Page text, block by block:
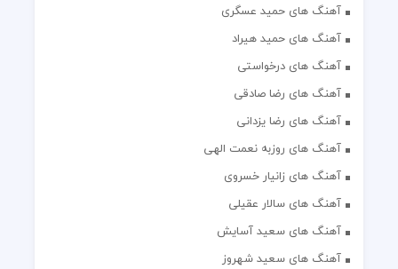
آهنگ های حمید عسگری
آهنگ های حمید هیراد
آهنگ های درخواستی
آهنگ های رضا صادقی
آهنگ های رضا یزدانی
آهنگ های روزبه نعمت الهی
آهنگ های زانیار خسروی
آهنگ های سالار عقیلی
آهنگ های سعید آسایش
آهنگ های سعید شهروز